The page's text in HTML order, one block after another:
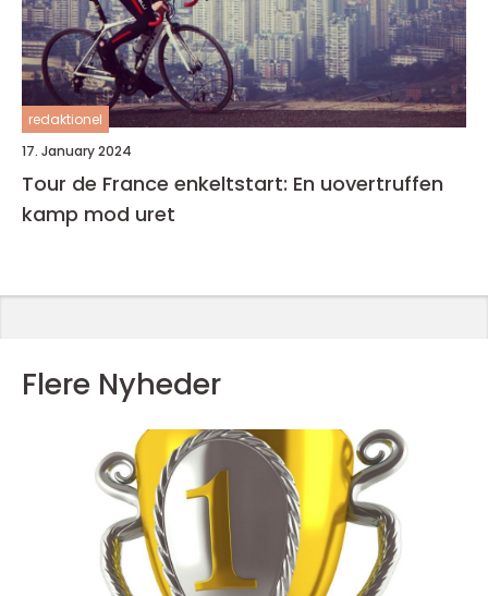
redaktionel
17. January 2024
Tour de France enkeltstart: En uovertruffen
kamp mod uret
Flere Nyheder